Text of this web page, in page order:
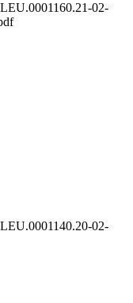
02-
02-